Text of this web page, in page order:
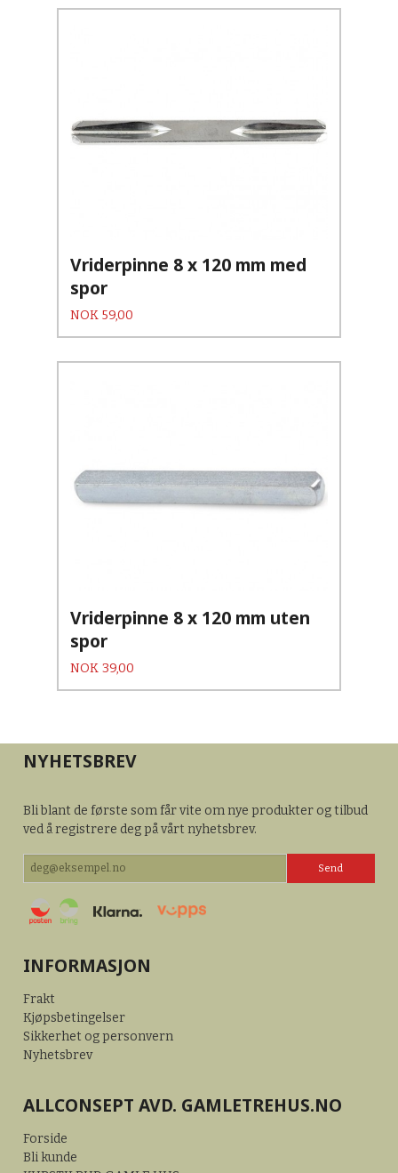
Vriderpinne 8 x 120 mm med
spor
Pris
NOK 59,00
Vriderpinne 8 x 120 mm uten
spor
Pris
NOK 39,00
NYHETSBREV
Bli blant de første som får vite om nye produkter og tilbud
ved å registrere deg på vårt nyhetsbrev.
INFORMASJON
Frakt
Kjøpsbetingelser
Sikkerhet og personvern
Nyhetsbrev
ALLCONSEPT AVD. GAMLETREHUS.NO
Forside
Bli kunde